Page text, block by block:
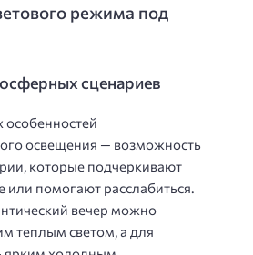
режима под
сценариев
особенностей
освещения — возможность
которые подчеркивают
или помогают расслабиться.
вечер можно
теплым светом, а для